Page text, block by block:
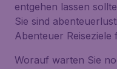
entgehen lassen
Sie sind
Abenteuer Reiseziele
Worauf warten Sie